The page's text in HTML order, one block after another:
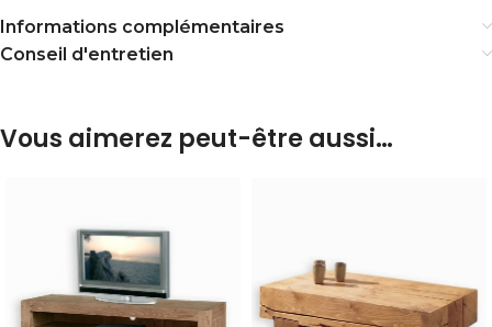
Informations complémentaires
Conseil d'entretien
Vous aimerez peut-être aussi…